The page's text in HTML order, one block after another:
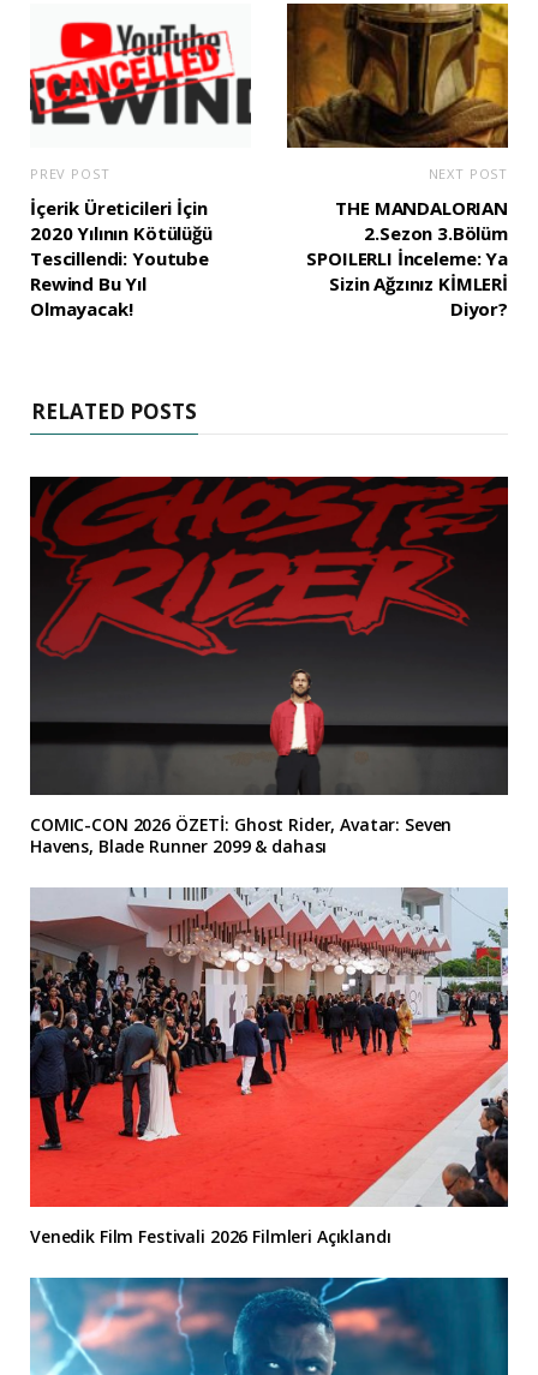
PREV POST
İçerik Üreticileri İçin
2020 Yılının Kötülüğü
Tescillendi: Youtube
Rewind Bu Yıl
Olmayacak!
NEXT POST
THE MANDALORIAN
2.Sezon 3.Bölüm
SPOILERLI İnceleme: Ya
Sizin Ağzınız KİMLERİ
Diyor?
RELATED POSTS
COMIC-CON 2026 ÖZETİ: Ghost Rider, Avatar: Seven
Havens, Blade Runner 2099 & dahası
Venedik Film Festivali 2026 Filmleri Açıklandı